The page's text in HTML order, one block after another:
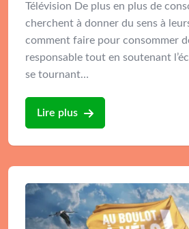
Télévision De plus en plus de
cherchent à donner du sens à
comment faire pour consommer
responsable tout en soutenant
se tournant…
Lire plus